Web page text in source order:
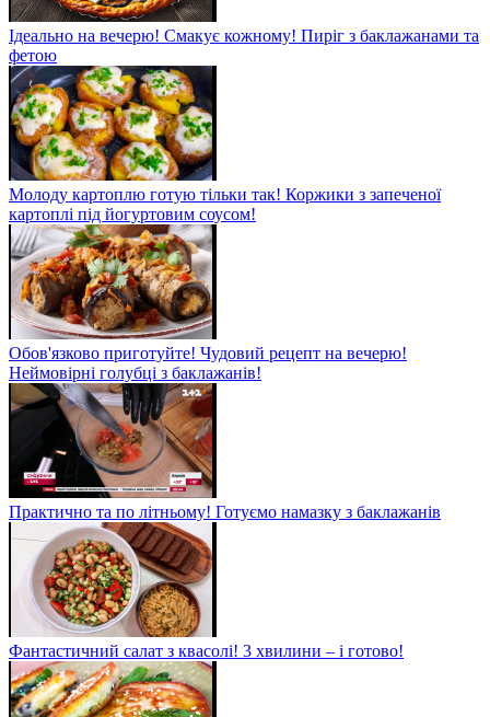
Ідеально на вечерю! Смакує кожному! Пиріг з баклажанами та
фетою
Молоду картоплю готую тільки так! Коржики з запеченої
картоплі під йогуртовим соусом!
Обов'язково приготуйте! Чудовий рецепт на вечерю!
Неймовірні голубці з баклажанів!
Практично та по літньому! Готуємо намазку з баклажанів
Фантастичний салат з квасолі! 3 хвилини – і готово!